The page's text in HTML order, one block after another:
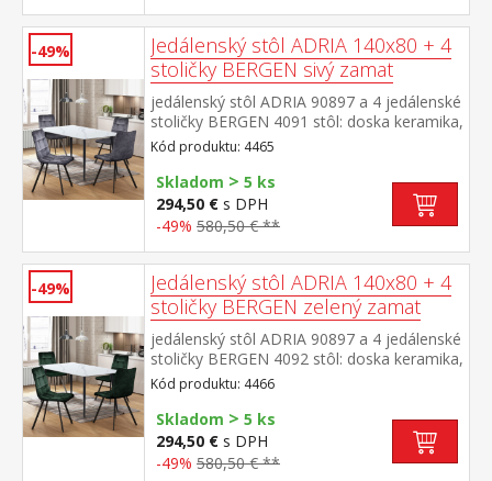
stoličky 51 cm rozmer stola (š/h/v) 130 × 70
× 75 cm rozmer stoličky (š/h/v) 45 × 53 × 88
cm
-49%
Jedálenský stôl ADRIA 140x80 + 4
stoličky BERGEN sivý zamat
jedálenský stôl ADRIA 90897 a 4 jedálenské
stoličky BERGEN 4091 stôl: doska keramika,
farebné prevedenie imitácia
mramoru kovová konštrukcia, farebné
prevedenie čierna stolička: zamatový poťah,
farebné prevedenie sivá kovová
konštrukcia, farebné prevedenie
čierna výška sedu stoličky 49 cm rozmer
stola (š/h/v) 140 × 70 × 75 cm rozmer
stoličky (š/h/v) 45 × 53 × 88 cm
Kód produktu: 4465
Skladom > 5 ks
294,50 € s DPH
-49% 580,50 € **
-49%
Jedálenský stôl ADRIA 140x80 + 4
stoličky BERGEN zelený zamat
jedálenský stôl ADRIA 90897 a 4 jedálenské
stoličky BERGEN 4092 stôl: doska keramika,
farebné prevedenie imitácia
mramoru kovová konštrukcia, farebné
prevedenie čierna stolička: zamatový poťah,
farebné prevedenie zelená kovová
konštrukcia, farebné prevedenie
Kód produktu: 4466
Skladom > 5 ks
294,50 € s DPH
-49% 580,50 € **